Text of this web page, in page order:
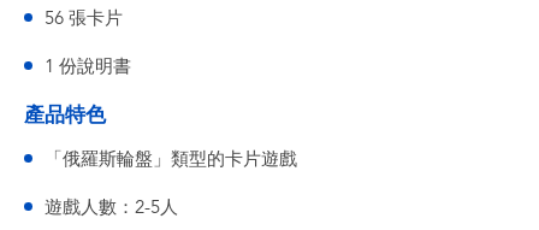
56 張卡片
1 份說明書
產品特色
「俄羅斯輪盤」類型的卡片遊戲
遊戲人數：2-5人